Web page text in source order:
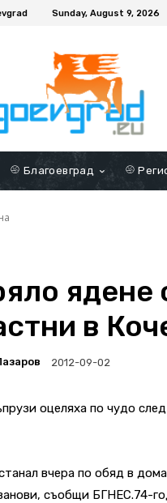
Sunday, August 9, 2026
Благоевград
ядене
в
2012-09-02
оцеляха по чудо
вчера по обяд в
съобщи БГНЕС.74-